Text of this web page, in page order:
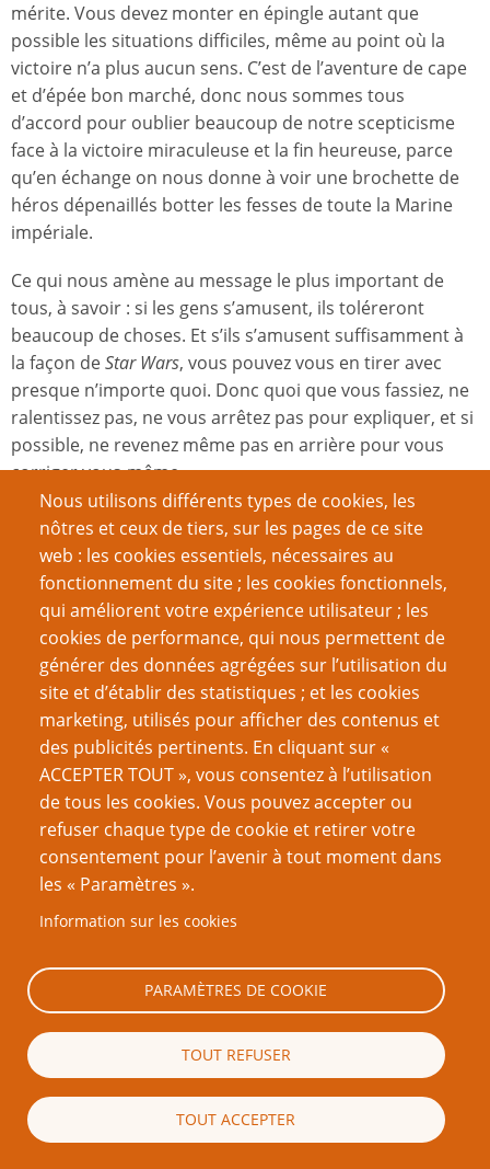
mérite. Vous devez monter en épingle autant que
possible les situations difficiles, même au point où la
victoire n’a plus aucun sens. C’est de l’aventure de cape
et d’épée bon marché, donc nous sommes tous
d’accord pour oublier beaucoup de notre scepticisme
face à la victoire miraculeuse et la fin heureuse, parce
qu’en échange on nous donne à voir une brochette de
héros dépenaillés botter les fesses de toute la Marine
impériale.
Ce qui nous amène au message le plus important de
tous, à savoir : si les gens s’amusent, ils toléreront
beaucoup de choses. Et s’ils s’amusent suffisamment à
la façon deStar Wars, vous pouvez vous en tirer avec
presque n’importe quoi. Donc quoi que vous fassiez, ne
ralentissez pas, ne vous arrêtez pas pour expliquer, et si
possible, ne revenez même pas en arrière pour vous
corriger vous-même.
DansStar Wars, le rythme et les sensations fortes sont
beaucoup plus importants que la logique ou
l’exactitude. Si les sabres-laser sont allumés, alors vous
pouvez vous en tirer avec n’importe quelle combinaison
dramatique, avec n’importe quelle incroyable
coïncidence à rebours, avec n’importe quel charabia
pseudo-scientifique, dans une totale indifférence pour
des faits établis sur le décor, l’histoire et la nature des
personnages… Bon sang, si vous êtes suffisamment
bon, vous pouvez même placer des choses qui brisent
toutes les lois du comportement humain, de la physique
et du conte raisonnable. Vous pourriez peut-être même
vous en sortir avec Jar Jar.
En fait, arrangez-vous pour que l’intrigue se tienne,
qu’elle ait ce même pur sentiment d’aventure enfantine,
débrancheront leur cerveau et vous suivront n’importe
où.
Donc plus que tout, rappelez-vous d’être détendu, de
vous laisser emporter par le mouvement et de vous
amuser avec. Ceci, plus que toute autre chose, est tout
ce sur quoiStar Warsrepose.
Nous utilisons différents types de cookies, les
nôtres et ceux de tiers, sur les pages de ce site
web : les cookies essentiels, nécessaires au
fonctionnement du site ; les cookies fonctionnels,
qui améliorent votre expérience utilisateur ; les
cookies de performance, qui nous permettent de
générer des données agrégées sur l’utilisation du
site et d’établir des statistiques ; et les cookies
marketing, utilisés pour afficher des contenus et
des publicités pertinents. En cliquant sur «
ACCEPTER TOUT », vous consentez à l’utilisation
de tous les cookies. Vous pouvez accepter ou
refuser chaque type de cookie et retirer votre
consentement pour l’avenir à tout moment dans
les « Paramètres ».
Information sur les cookies
PARAMÈTRES DE COOKIE
TOUT REFUSER
TOUT ACCEPTER